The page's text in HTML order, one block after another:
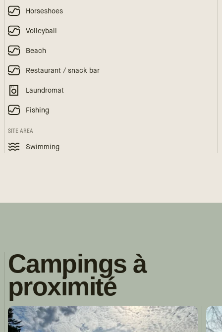
Horseshoes
Volleyball
Beach
Restaurant / snack bar
Laundromat
Fishing
SITE AREA
Swimming
Campings à
proximité